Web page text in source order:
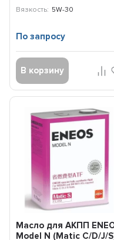
Вязкость: 5W-30
По запросу
В корзину
Масло для АКПП
Model N (Matic C/D/J/